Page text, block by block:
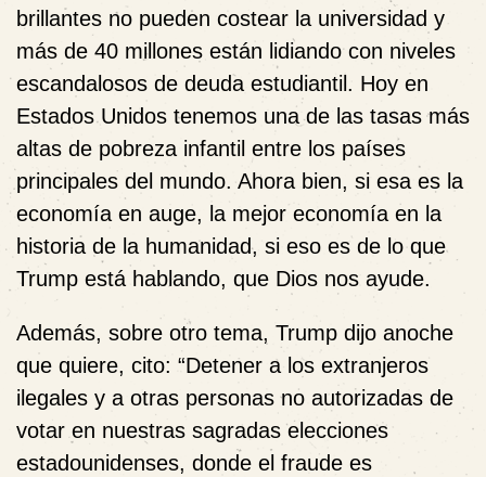
brillantes no pueden costear la universidad y
más de 40 millones están lidiando con niveles
escandalosos de deuda estudiantil. Hoy en
Estados Unidos tenemos una de las tasas más
altas de pobreza infantil entre los países
principales del mundo. Ahora bien, si esa es la
economía en auge, la mejor economía en la
historia de la humanidad, si eso es de lo que
Trump está hablando, que Dios nos ayude.
Además, sobre otro tema, Trump dijo anoche
que quiere, cito: “Detener a los extranjeros
ilegales y a otras personas no autorizadas de
votar en nuestras sagradas elecciones
estadounidenses, donde el fraude es